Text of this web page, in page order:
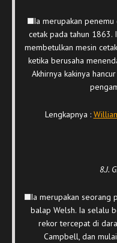
Ia merupakan
cetak pada tahun 1863.
membetulkan mesin
ketika berusaha
Akhirnya kakinya
Lengkapnya :
8.J.
Ia merupakan seorang
balap Welsh. Ia selalu
rekor tercepat di
Campbell, dan